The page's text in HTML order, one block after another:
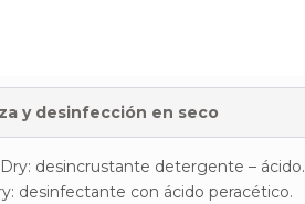
y desinfección en seco
desincrustante detergente – ácido.
desinfectante con ácido peracético.